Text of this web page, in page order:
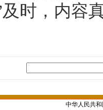
时，内容
中华人民共